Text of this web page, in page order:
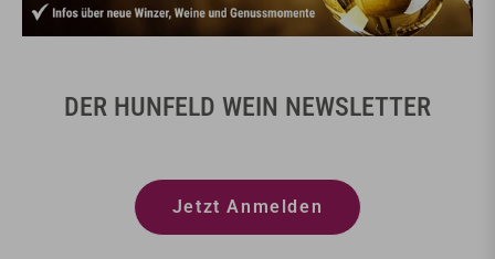
DER HUNFELD WEIN NEWSLETTER
Jetzt Anmelden